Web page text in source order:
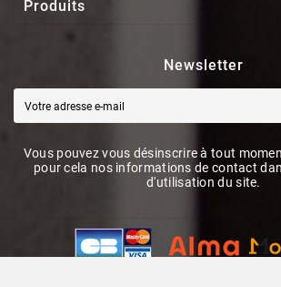
Produits
Newsletter
Vous pouvez vous désinscrire à tout
pour cela nos informations de contact
d'utilisation du site.